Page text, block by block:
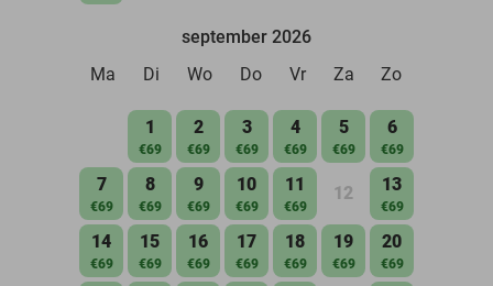
september 2026
Ma
Di Wo Do Vr Za Zo
1
€69
2
€69
3
€69
4
€69
5
€69
6
€69
7
€69
8
€69
9
€69
10
€69
11
€69
12 13
€69
14
€69
15
€69
16
€69
17
€69
18
€69
19
€69
20
€69